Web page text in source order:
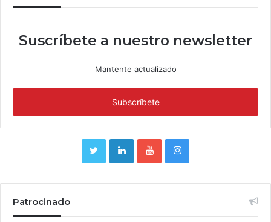
Suscríbete a nuestro newsletter
Mantente actualizado
Patrocinado